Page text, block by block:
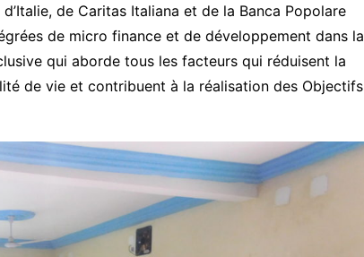
de Caritas Italiana et de la Banca Popolare
de micro finance et de développement dans la
qui aborde tous les facteurs qui réduisent la
de vie et contribuent à la réalisation des Objectifs